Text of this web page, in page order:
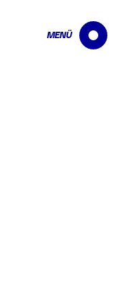
MENÜ